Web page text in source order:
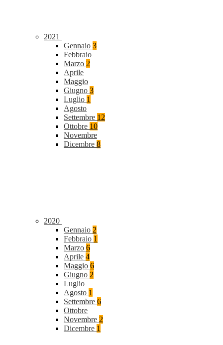
2021
Gennaio 3
Febbraio
Marzo 2
Aprile
Maggio
Giugno 3
Luglio 1
Agosto
Settembre 12
Ottobre 10
Novembre
Dicembre 8
2020
Gennaio 2
Febbraio 1
Marzo 6
Aprile 4
Maggio 6
Giugno 2
Luglio
Agosto 1
Settembre 6
Ottobre
Novembre 2
Dicembre 1